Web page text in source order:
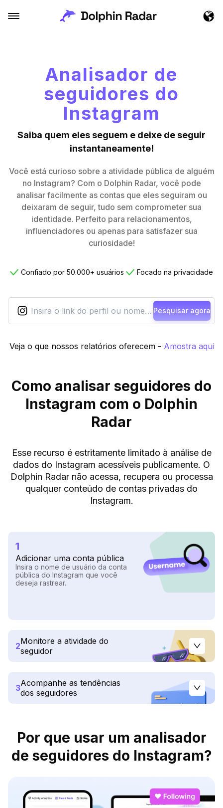
Analisador de
seguidores do
Instagram
Saiba quem eles seguem e deixe de seguir
instantaneamente!
Você está curioso sobre a atividade pública de alguém
no Instagram? Com o Dolphin Radar, você pode
analisar facilmente as contas que eles seguiram ou
deixaram de seguir, tudo sem comprometer sua
identidade. Perfeito para relacionamentos,
influenciadores ou apenas para satisfazer sua
curiosidade!
Confiado por 50.000+ usuários Focado na privacidade
Pesquisar agora
Veja o que nossos relatórios oferecem- Amostra aqui
Como analisar seguidores do
Instagram com o Dolphin
Radar
Esse recurso é estritamente limitado à análise de
dados do Instagram acessíveis publicamente. O
Dolphin Radar não acessa, recupera ou processa
qualquer conteúdo de contas privadas do
Instagram.
1
Adicionar uma conta pública
Insira o nome de usuário da conta
pública do Instagram que você
deseja rastrear.
2Monitore a atividade do
seguidor
3Acompanhe as tendências
dos seguidores
Por que usar um analisador
de seguidores do Instagram?